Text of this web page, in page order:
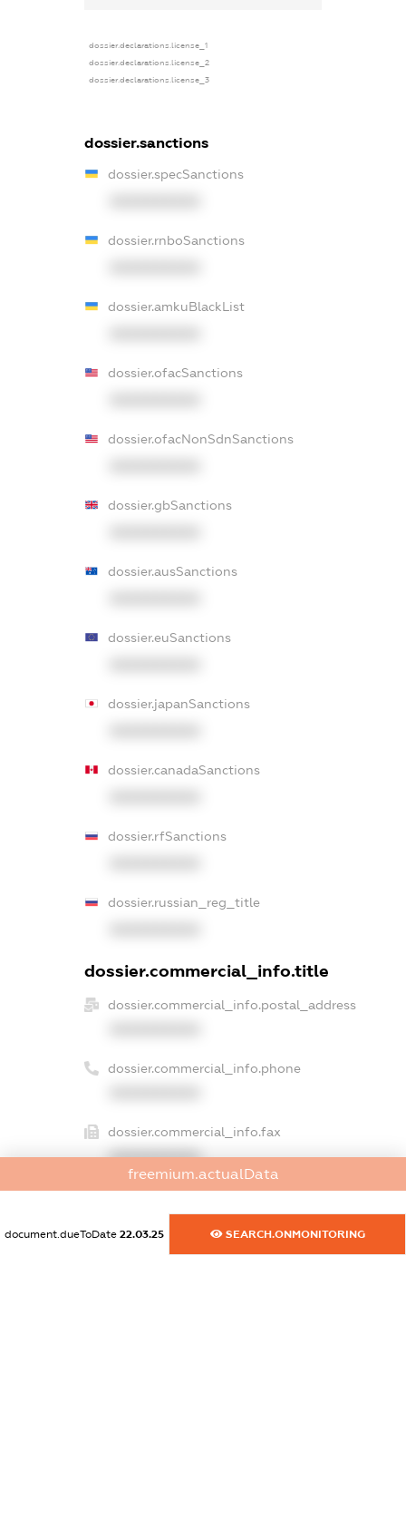
dossier.declarations.license_1
dossier.declarations.license_2
dossier.declarations.license_3
dossier.sanctions
dossier.specSanctions
dossier.rnboSanctions
dossier.amkuBlackList
dossier.ofacSanctions
dossier.ofacNonSdnSanctions
dossier.gbSanctions
dossier.ausSanctions
dossier.euSanctions
dossier.japanSanctions
dossier.canadaSanctions
dossier.rfSanctions
dossier.russian_reg_title
dossier.commercial_info.title
dossier.commercial_info.postal_address
dossier.commercial_info.phone
dossier.commercial_info.fax
XXXXXXXXXX
dossier.commercial_info.email
dossier.commercial_info.website
freemium.actualData
document.dueToDate 22.03.25 SEARCH.ONMONITORING